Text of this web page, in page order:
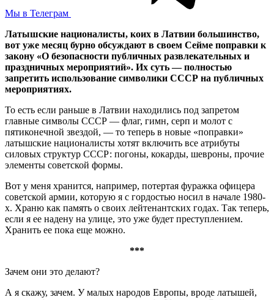
Мы в Телеграм
Латышские националисты, коих в Латвии большинство,
вот уже месяц бурно обсуждают в своем Сейме поправки к
закону «О безопасности публичных развлекательных и
праздничных мероприятий». Их суть — полностью
запретить использование символики СССР на публичных
мероприятиях.
То есть если раньше в Латвии находились под запретом
главные символы СССР — флаг, гимн, серп и молот с
пятиконечной звездой, — то теперь в новые «поправки»
латышские националисты хотят включить все атрибуты
силовых структур СССР: погоны, кокарды, шевроны, прочие
элементы советской формы.
Вот у меня хранится, например, потертая фуражка офицера
советской армии, которую я с гордостью носил в начале 1980-
х. Храню как память о своих лейтенантских годах. Так теперь,
если я ее надену на улице, это уже будет преступлением.
Хранить ее пока еще можно.
***
Зачем они это делают?
А я скажу, зачем. У малых народов Европы, вроде латышей,